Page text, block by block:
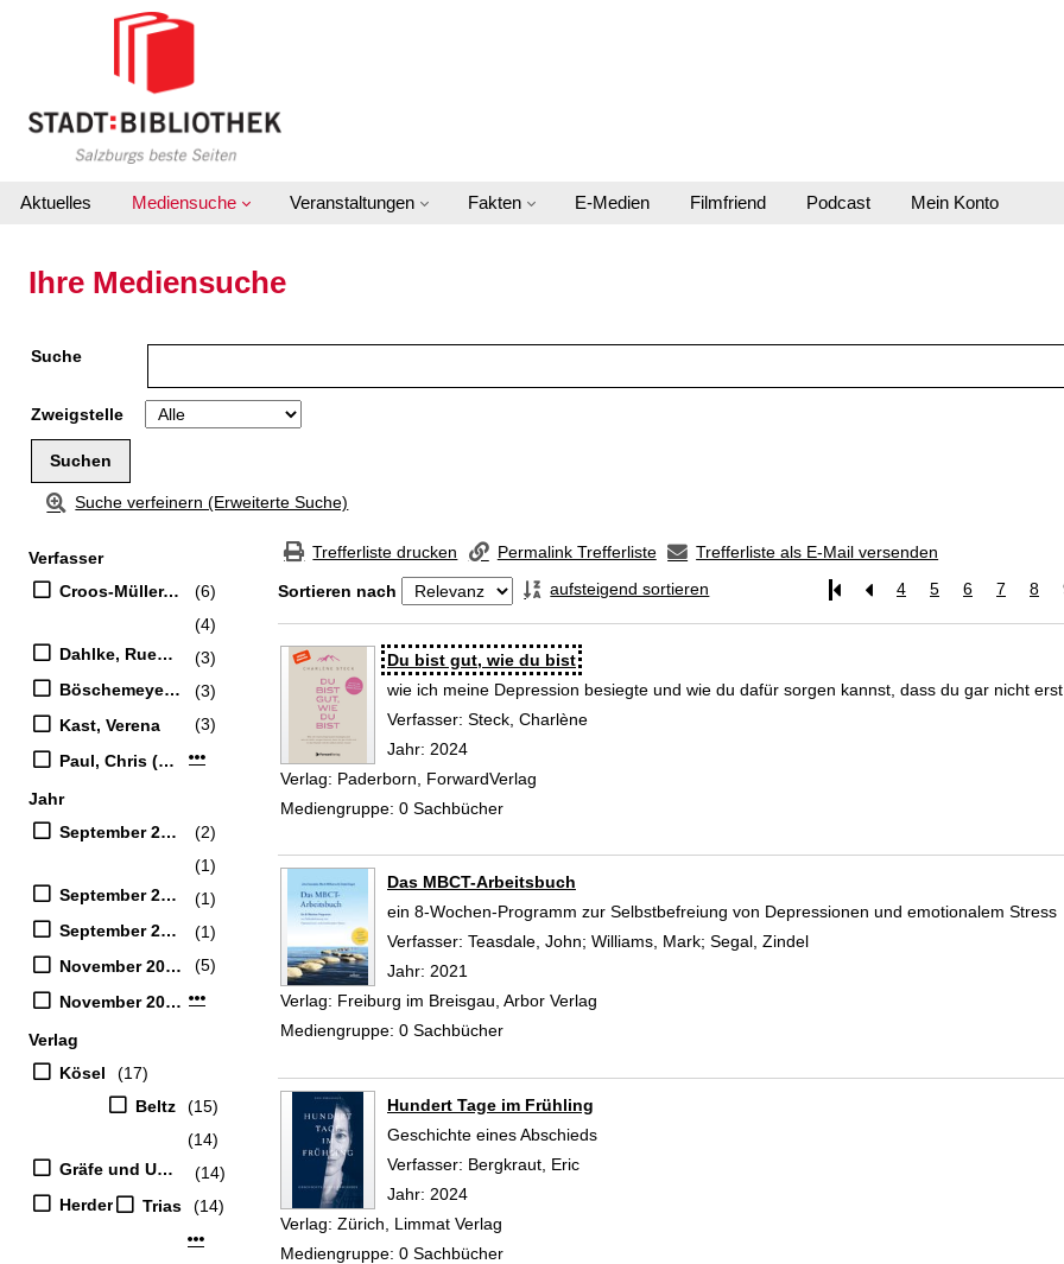
Zu den Suchfiltern springen
Zur Trefferliste springen
Aktuelles Mediensuche Veranstaltungen Fakten E-Medien Filmfriend Podcast Mein Konto
Ihre Mediensuche
Suche
Zweigstelle
Suche verfeinern (Erweiterte Suche)
Suchfilter
Verfasser
Croos-Müller, Claudia (Verfasser)
(6)
Dahlke, Ruediger (Verfasser)
(4)
Böschemeyer, Uwe (Verfasser)
(3)
Kast, Verena
(3)
Paul, Chris (Verfasser)
(3)
Mehr Verfasser-Filter anzeigen
Jahr
September 2023
(2)
September 2022
(1)
September 2019
(1)
November 2024
(1)
November 2022
(5)
Mehr Jahr-Filter anzeigen
Verlag
Kösel
(17)
Beltz
(15)
Gräfe und Unzer Verlag GmbH
(14)
Herder
(14)
Trias
(14)
Mehr Verlag-Filter anzeigen
Trefferliste drucken Permalink Trefferliste Trefferliste als E-Mail versenden
Sortieren nach aufsteigend sortieren 4 5 6 7 8
Suchergebnis
Zu den Suchfiltern springen
Du bist gut, wie du bist
wie ich meine Depression besiegte und wie du dafür sorgen kannst, dass du gar nicht
Verfasser: Steck, Charlène
Jahr: 2024
Verlag: Paderborn, ForwardVerlag
Mediengruppe: 0 Sachbücher
Das MBCT-Arbeitsbuch
ein 8-Wochen-Programm zur Selbstbefreiung von Depressionen und emotionalem Stress
Verfasser: Teasdale, John; Williams, Mark; Segal, Zindel
Jahr: 2021
Verlag: Freiburg im Breisgau, Arbor Verlag
Mediengruppe: 0 Sachbücher
Hundert Tage im Frühling
Geschichte eines Abschieds
Verfasser: Bergkraut, Eric
Jahr: 2024
Verlag: Zürich, Limmat Verlag
Mediengruppe: 0 Sachbücher